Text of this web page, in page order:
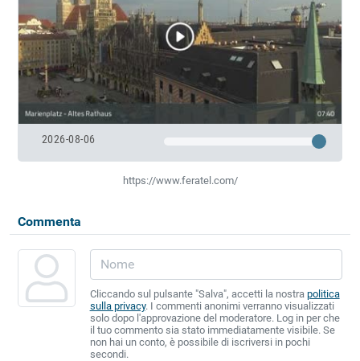
2026-08-06
https://www.feratel.com/
Commenta
Cliccando sul pulsante "Salva", accetti la nostra politica
sulla privacy. I commenti anonimi verranno visualizzati
solo dopo l'approvazione del moderatore. Log in per che
il tuo commento sia stato immediatamente visibile. Se
non hai un conto, è possibile di iscriversi in pochi
secondi.